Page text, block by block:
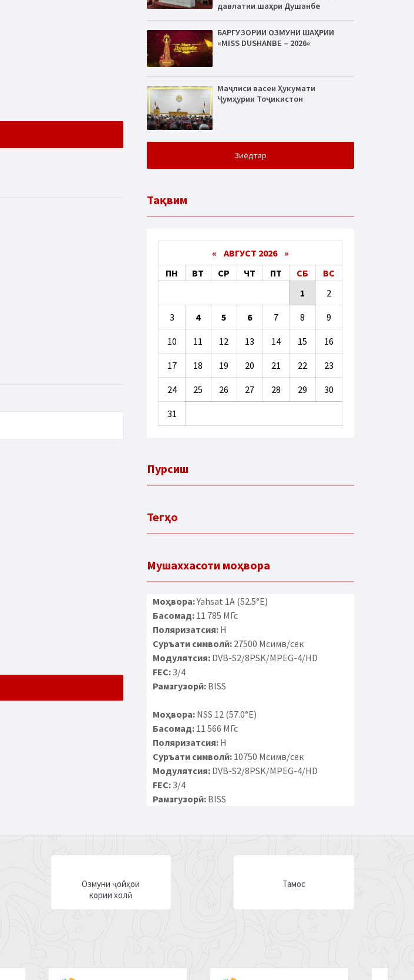
давлатии шаҳри Душанбе
БАРГУЗОРИИ ОЗМУНИ ШАҲРИИ
«MISS DUSHANBE – 2026»
Маҷлиси васеи Ҳукумати
Ҷумҳурии Тоҷикистон
Зиёдтар
Тақвим
« АВГУСТ 2026 »
ПН
ВТ СР ЧТ ПТ СБ
ВС
1
2
3 4 5 6 7 8 9
10 11 12 13 14 15 16
17 18 19 20 21 22 23
24 25 26 27 28 29 30
31
Пурсиш
Тегҳо
Мушаххасоти моҳвора
Моҳвора:Yahsat 1A (52.5°E)
Басомад:11 785 МГс
Поляризатсия:H
Суръати символӣ:27500 Мсимв/сек
Модулятсия:DVB-S2/8PSK/MPEG-4/HD
FEC:3/4
Рамзгузорӣ:BISS
Моҳвора:NSS 12 (57.0°E)
Басомад:11 566 МГс
Поляризатсия:H
Суръати символӣ:10750 Мсимв/сек
Модулятсия:DVB-S2/8PSK/MPEG-4/HD
FEC:3/4
Рамзгузорӣ:BISS
Озмуни ҷойҳои
кории холӣ
Тамос